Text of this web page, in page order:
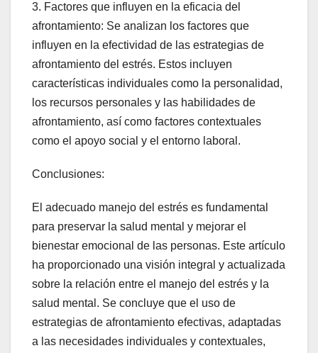
3. Factores que influyen en la eficacia del
afrontamiento: Se analizan los factores que
influyen en la efectividad de las estrategias de
afrontamiento del estrés. Estos incluyen
características individuales como la personalidad,
los recursos personales y las habilidades de
afrontamiento, así como factores contextuales
como el apoyo social y el entorno laboral.
Conclusiones:
El adecuado manejo del estrés es fundamental
para preservar la salud mental y mejorar el
bienestar emocional de las personas. Este artículo
ha proporcionado una visión integral y actualizada
sobre la relación entre el manejo del estrés y la
salud mental. Se concluye que el uso de
estrategias de afrontamiento efectivas, adaptadas
a las necesidades individuales y contextuales,